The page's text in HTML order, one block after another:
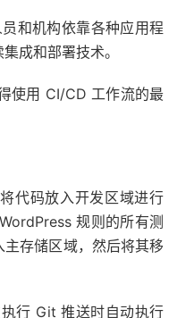
和机构依靠各种应用程
成和部署技术。
使用 CI/CD 工作流的最
代码放入开发区域进行
规则的所有测
存储区域，然后将其移
行 Git 推送时自动执行